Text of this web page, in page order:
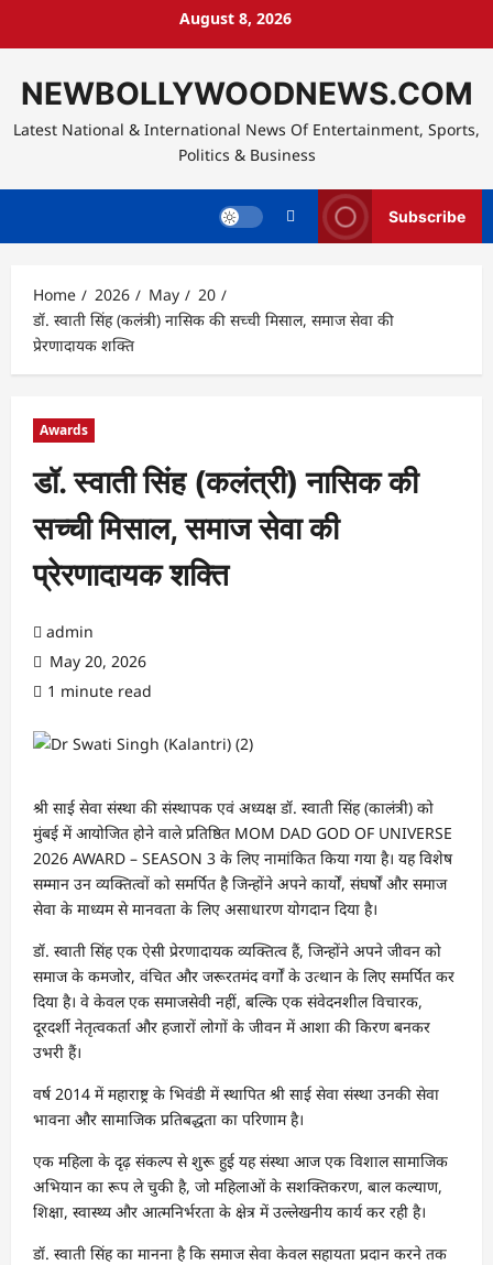
August 8, 2026
NEWBOLLYWOODNEWS.COM
Latest National & International News Of Entertainment, Sports,
Politics & Business
Subscribe
Home 2026 May
20
डॉ. स्वाती सिंह (कलंत्री) नासिक की सच्ची मिसाल, समाज सेवा की
प्रेरणादायक शक्ति
Awards
डॉ. स्वाती सिंह (कलंत्री) नासिक की
सच्ची मिसाल, समाज सेवा की
प्रेरणादायक शक्ति
admin
May 20, 2026
1 minute read
श्री साई सेवा संस्था की संस्थापक एवं अध्यक्ष डॉ. स्वाती सिंह (कालंत्री) को
मुंबई में आयोजित होने वाले प्रतिष्ठित MOM DAD GOD OF UNIVERSE
2026 AWARD – SEASON 3 के लिए नामांकित किया गया है। यह विशेष
सम्मान उन व्यक्तित्वों को समर्पित है जिन्होंने अपने कार्यों, संघर्षों और समाज
सेवा के माध्यम से मानवता के लिए असाधारण योगदान दिया है।
डॉ. स्वाती सिंह एक ऐसी प्रेरणादायक व्यक्तित्व हैं, जिन्होंने अपने जीवन को
समाज के कमजोर, वंचित और जरूरतमंद वर्गों के उत्थान के लिए समर्पित कर
दिया है। वे केवल एक समाजसेवी नहीं, बल्कि एक संवेदनशील विचारक,
दूरदर्शी नेतृत्वकर्ता और हजारों लोगों के जीवन में आशा की किरण बनकर
उभरी हैं।
वर्ष 2014 में महाराष्ट्र के भिवंडी में स्थापित श्री साई सेवा संस्था उनकी सेवा
भावना और सामाजिक प्रतिबद्धता का परिणाम है।
एक महिला के दृढ़ संकल्प से शुरू हुई यह संस्था आज एक विशाल सामाजिक
अभियान का रूप ले चुकी है, जो महिलाओं के सशक्तिकरण, बाल कल्याण,
शिक्षा, स्वास्थ्य और आत्मनिर्भरता के क्षेत्र में उल्लेखनीय कार्य कर रही है।
डॉ. स्वाती सिंह का मानना है कि समाज सेवा केवल सहायता प्रदान करने तक